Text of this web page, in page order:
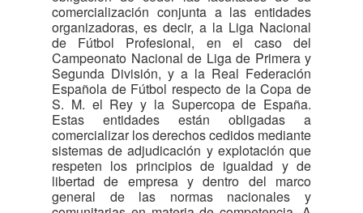
comercialización conjunta a las entidades
organizadoras, es decir, a la Liga Nacional
de Fútbol Profesional, en el caso del
Campeonato Nacional de Liga de Primera y
Segunda División, y a la Real Federación
Española de Fútbol respecto de la Copa de
S. M. el Rey y la Supercopa de España.
Estas entidades están obligadas a
comercializar los derechos cedidos mediante
sistemas de adjudicación y explotación que
respeten los principios de igualdad y de
libertad de empresa y dentro del marco
general de las normas nacionales y